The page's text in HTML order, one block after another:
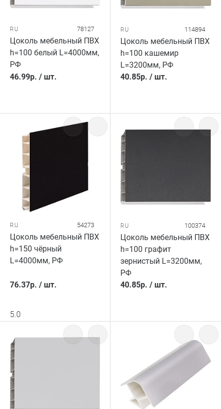
RU 78127
Цоколь мебельный ПВХ
h=100 белый L=4000мм,
РФ
46.99р. / шт.
RU 114894
Цоколь мебельный ПВХ
h=100 кашемир
L=3200мм, РФ
40.85р. / шт.
RU 54273
Цоколь мебельный ПВХ
h=150 чёрный
L=4000мм, РФ
76.37р. / шт.
5.0
RU 100374
Цоколь мебельный ПВХ
h=100 графит
зернистый L=3200мм,
РФ
40.85р. / шт.